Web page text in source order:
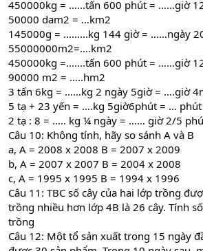
450000kg = ……tấn 600 phút = ……giờ
50000 dam2 = …km2
145000g = ……...kg 144 giờ = ……ngày
55000000m2=….km2
450000kg =…….tấn 600 phút = ……giờ
90000 m2 = …..hm2
3 tấn 6kg = ……kg 2 ngày 5giờ = ….giờ
5 tạ + 23 yến = ….kg 5giờ6phút = …
2 tạ : 8 = ….. kg ¼ ngày = …… giờ 2/5
Câu 10: Không tính, hãy so sánh A và B
a, A = 2008 x 2008 B = 2007 x 2009
b, A = 2007 x 2007 B = 2004 x 2008
c, A = 1995 x 1995 B = 1994 x 1996
Câu 11: TBC số cây của hai lớp trồng
trồng nhiều hơn lớp 4B là 26 cây. Tính
trồng
Câu 12: Một tổ sản xuất trong 15 ngày